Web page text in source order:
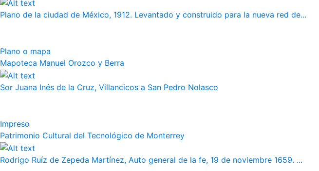
Plano de la ciudad de México, 1912. Levantado y construido para la nueva red de...
Plano o mapa
Mapoteca Manuel Orozco y Berra
Sor Juana Inés de la Cruz, Villancicos a San Pedro Nolasco
Impreso
Patrimonio Cultural del Tecnológico de Monterrey
Rodrigo Ruíz de Zepeda Martínez, Auto general de la fe, 19 de noviembre 1659. ...